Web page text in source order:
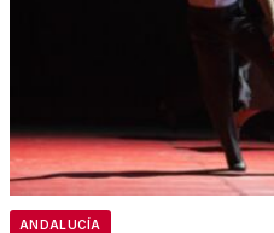
ANDALUCÍA